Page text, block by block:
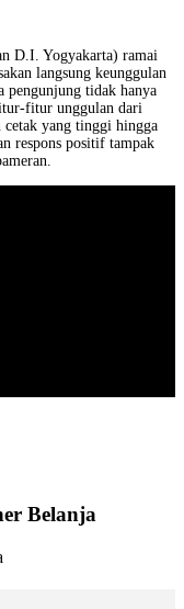
D.I. Yogyakarta) ramai
langsung keunggulan
pengunjung tidak hanya
fitur unggulan dari
cetak yang tinggi hingga
respons positif tampak
Belanja